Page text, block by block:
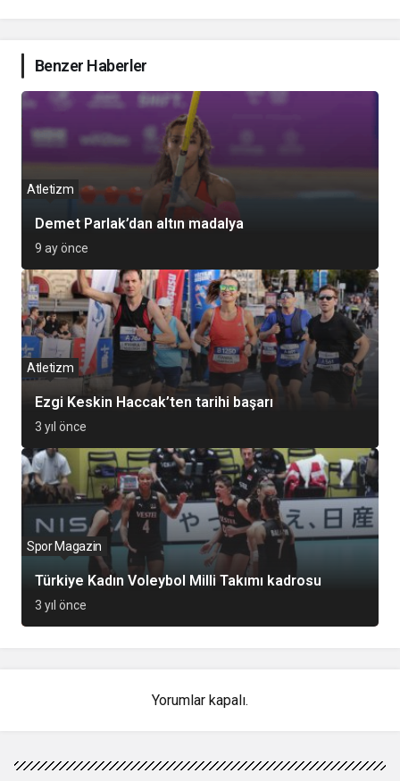
Benzer Haberler
Demet Parlak’dan altın madalya
Atletizm
9 ay önce
Ezgi Keskin Haccak’ten tarihi başarı
Atletizm
3 yıl önce
Türkiye Kadın Voleybol Milli Takımı kadrosu
Spor Magazin
3 yıl önce
Yorumlar kapalı.